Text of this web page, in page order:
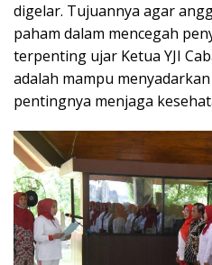
digelar. Tujuannya agar
paham dalam mencegah
terpenting ujar Ketua YJI
adalah mampu
pentingnya menjaga